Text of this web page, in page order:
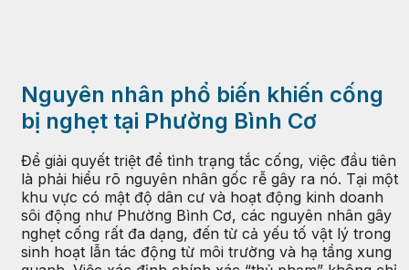
Nguyên nhân phổ biến khiến cống
bị nghẹt tại Phường Bình Cơ
Để giải quyết triệt để tình trạng tắc cống, việc đầu tiên
là phải hiểu rõ nguyên nhân gốc rễ gây ra nó. Tại một
khu vực có mật độ dân cư và hoạt động kinh doanh
sôi động như Phường Bình Cơ, các nguyên nhân gây
nghẹt cống rất đa dạng, đến từ cả yếu tố vật lý trong
sinh hoạt lẫn tác động từ môi trường và hạ tầng xung